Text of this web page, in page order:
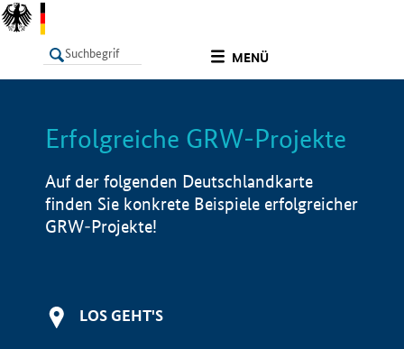
MENÜ
LISTE Info
Erfolgreiche GRW-Projekte
Auf der folgenden Deutschlandkarte
finden Sie konkrete Beispiele erfolgreicher
GRW-Projekte!
LOS GEHT'S